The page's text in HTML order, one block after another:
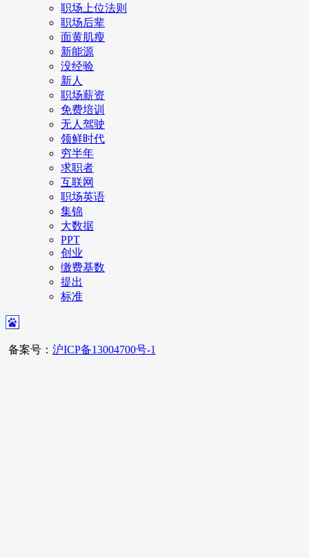
职场上位法则
职场后辈
面黄肌瘦
新能源
没经验
新人
职场薪资
免费培训
无人驾驶
领鲜时代
穷半年
求职者
互联网
职场英语
集锦
大数据
PPT
创业
缴费基数
提出
标准
备案号： 沪ICP备13004700号-1